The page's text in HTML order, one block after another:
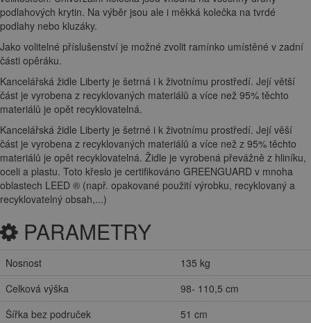
podlahových krytin. Na výběr jsou ale i měkká kolečka na tvrdé
podlahy nebo kluzáky.
Jako volitelné příslušenství je možné zvolit ramínko umístěné v zadní
části opěráku.
Kancelářská židle Liberty je šetrná i k životnímu prostředí. Její větší
část je vyrobena z recyklovaných materiálů a více než 95% těchto
materiálů je opět recyklovatelná.
Kancelářská židle Liberty je šetrné i k životnímu prostředí. Její věší
část je vyrobena z recyklovaných materiálů a více než z 95% těchto
materiálů je opět recyklovatelná. Židle je vyrobená převážně z hliníku,
oceli a plastu. Toto křeslo je certifikováno GREENGUARD v mnoha
oblastech LEED ® (např. opakované použití výrobku, recyklovaný a
recyklovatelný obsah,...)
PARAMETRY
Nosnost
135 kg
Celková výška
98- 110,5 cm
Šířka bez područek
51 cm